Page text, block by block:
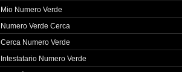
Mio Numero Verde
Numero Verde Cerca
Cerca Numero Verde
Intestatario Numero Verde